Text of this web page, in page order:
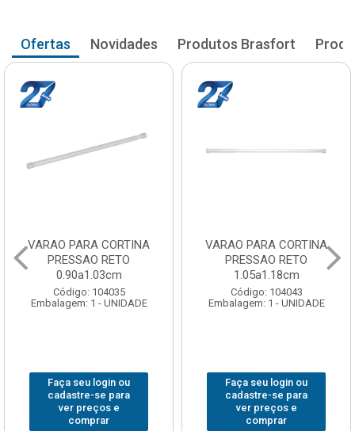
Ofertas Novidades Produtos Brasfort
VARAO PARA CORTINA
PRESSAO RETO
0.90a1.03cm
Código: 104035
Embalagem: 1 - UNIDADE
Faça seu login ou
cadastre-se para
ver preços e
comprar
VARAO PARA CORTINA
PRESSAO RETO
1.05a1.18cm
Código: 104043
Embalagem: 1 - UNIDADE
Faça seu login ou
cadastre-se para
ver preços e
comprar